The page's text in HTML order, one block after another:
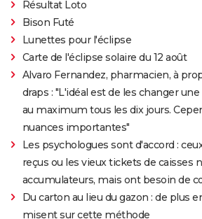
Résultat Loto
Bison Futé
Lunettes pour l'éclipse
Carte de l'éclipse solaire du 12 août
Alvaro Fernandez, pharmacien, à
draps : "L'idéal est de les changer
au maximum tous les dix jours.
nuances importantes"
Les psychologues sont d'accord :
reçus ou les vieux tickets de caisses
accumulateurs, mais ont besoin de
Du carton au lieu du gazon : de plus
misent sur cette méthode